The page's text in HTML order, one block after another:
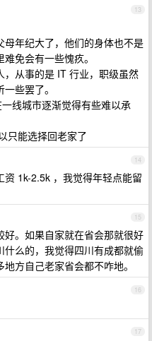
13
年纪大了，他们的身体也不是
免会有一些愧疚。
从事的是 IT 行业，职级虽然
些罢了。
线城市逐渐觉得有些难以承
只能选择回老家了
14
1k-2.5k ，我觉得年轻点能留
15
。如果自家就在省会那就很好
么的，我觉得四川有成都就偷
方自己老家省会都不咋地。
16
17